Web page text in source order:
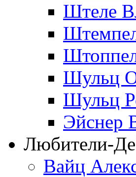
Штеле
Шульц
Шульц
Эйснер
Любители-
Вайц